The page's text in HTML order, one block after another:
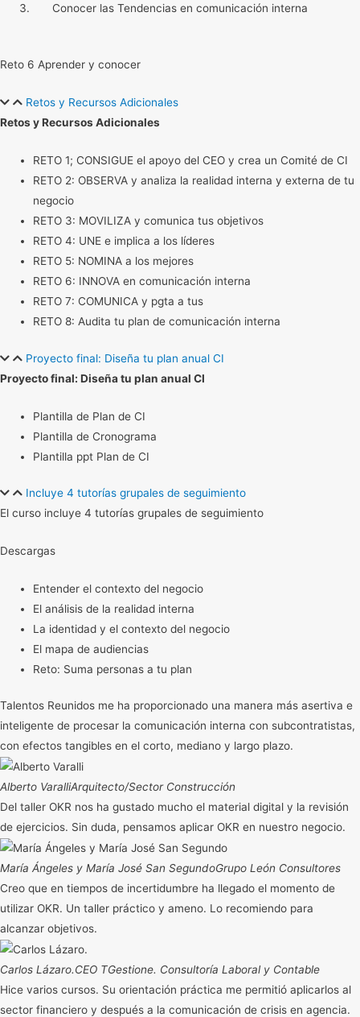
Conocer las Tendencias en comunicación interna
Reto 6 Aprender y conocer
Retos y Recursos Adicionales
Retos y Recursos Adicionales
RETO 1; CONSIGUE el apoyo del CEO y crea un Comité de CI
RETO 2: OBSERVA y analiza la realidad interna y externa de tu
negocio
RETO 3: MOVILIZA y comunica tus objetivos
RETO 4: UNE e implica a los líderes
RETO 5: NOMINA a los mejores
RETO 6: INNOVA en comunicación interna
RETO 7: COMUNICA y pgta a tus
RETO 8: Audita tu plan de comunicación interna
Proyecto final: Diseña tu plan anual CI
Proyecto final: Diseña tu plan anual CI
Plantilla de Plan de CI
Plantilla de Cronograma
Plantilla ppt Plan de CI
Incluye 4 tutorías grupales de seguimiento
El curso incluye 4 tutorías grupales de seguimiento
Descargas
Entender el contexto del negocio
El análisis de la realidad interna
La identidad y el contexto del negocio
El mapa de audiencias
Reto: Suma personas a tu plan
Talentos Reunidos me ha proporcionado una manera más asertiva e
inteligente de procesar la comunicación interna con subcontratistas,
con efectos tangibles en el corto, mediano y largo plazo.
Alberto VaralliArquitecto/Sector Construcción
Del taller OKR nos ha gustado mucho el material digital y la revisión
de ejercicios. Sin duda, pensamos aplicar OKR en nuestro negocio.
María Ángeles y María José San SegundoGrupo León Consultores
Creo que en tiempos de incertidumbre ha llegado el momento de
utilizar OKR. Un taller práctico y ameno. Lo recomiendo para
alcanzar objetivos.
Carlos Lázaro.CEO TGestione. Consultoría Laboral y Contable
Hice varios cursos. Su orientación práctica me permitió aplicarlos al
sector financiero y después a la comunicación de crisis en agencia.